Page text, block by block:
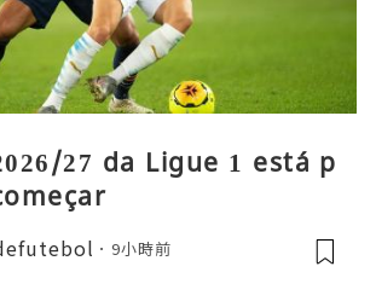
27 da Ligue 1 está p
9小時前